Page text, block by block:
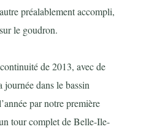
préalablement accompli,
le goudron.
de 2013, avec de
journée dans le bassin
par notre première
tour complet de Belle-Ile-